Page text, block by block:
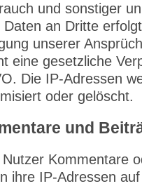
und sonstiger
Daten an Dritte
unserer
eine gesetzliche
Die IP-Adressen
oder gelöscht.
und
Kommentare
ihre IP-Adressen